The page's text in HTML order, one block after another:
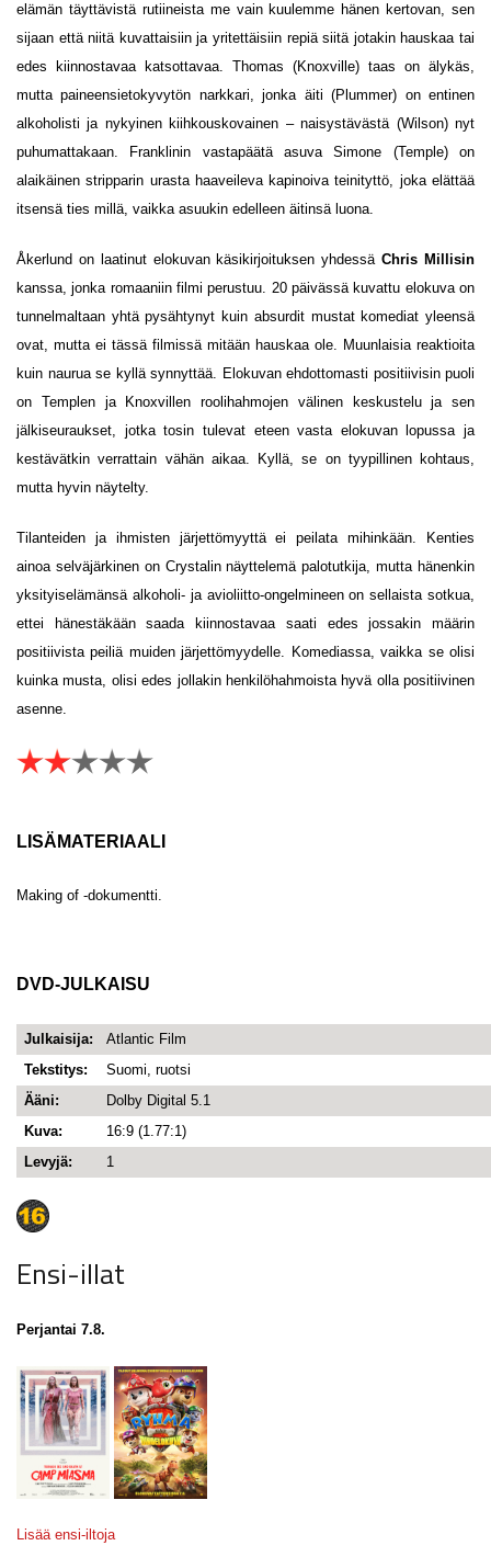
elämän täyttävistä rutiineista me vain kuulemme hänen kertovan, sen
sijaan että niitä kuvattaisiin ja yritettäisiin repiä siitä jotakin hauskaa tai
edes kiinnostavaa katsottavaa. Thomas (Knoxville) taas on älykäs,
mutta paineensietokyvytön narkkari, jonka äiti (Plummer) on entinen
alkoholisti ja nykyinen kiihkouskovainen – naisystävästä (Wilson) nyt
puhumattakaan. Franklinin vastapäätä asuva Simone (Temple) on
alaikäinen stripparin urasta haaveileva kapinoiva teinityttö, joka elättää
itsensä ties millä, vaikka asuukin edelleen äitinsä luona.
Åkerlund on laatinut elokuvan käsikirjoituksen yhdessäChris Millisin
kanssa, jonka romaaniin filmi perustuu. 20 päivässä kuvattu elokuva on
tunnelmaltaan yhtä pysähtynyt kuin absurdit mustat komediat yleensä
ovat, mutta ei tässä filmissä mitään hauskaa ole. Muunlaisia reaktioita
kuin naurua se kyllä synnyttää. Elokuvan ehdottomasti positiivisin puoli
on Templen ja Knoxvillen roolihahmojen välinen keskustelu ja sen
jälkiseuraukset, jotka tosin tulevat eteen vasta elokuvan lopussa ja
kestävätkin verrattain vähän aikaa. Kyllä, se on tyypillinen kohtaus,
mutta hyvin näytelty.
Tilanteiden ja ihmisten järjettömyyttä ei peilata mihinkään. Kenties
ainoa selväjärkinen on Crystalin näyttelemä palotutkija, mutta hänenkin
yksityiselämänsä alkoholi- ja avioliitto-ongelmineen on sellaista sotkua,
ettei hänestäkään saada kiinnostavaa saati edes jossakin määrin
positiivista peiliä muiden järjettömyydelle. Komediassa, vaikka se olisi
kuinka musta, olisi edes jollakin henkilöhahmoista hyvä olla positiivinen
asenne.
LISÄMATERIAALI
Making of -dokumentti.
DVD-JULKAISU
Julkaisija:
Atlantic Film
Tekstitys:
Suomi, ruotsi
Ääni:
Dolby Digital 5.1
Kuva:
16:9 (1.77:1)
Levyjä:
1
Ensi-illat
Perjantai 7.8.
Lisää ensi-iltoja